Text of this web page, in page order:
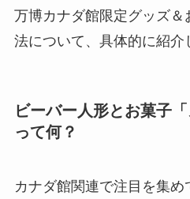
万博カナダ館限定グッズ
法について、具体的に紹介
ビーバー人形とお菓子
って何？
カナダ館関連で注目を集